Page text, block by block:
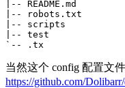
|-- README.md
|-- robots.txt
|-- scripts
|-- test
当然这个 config 配置文
https://github.com/